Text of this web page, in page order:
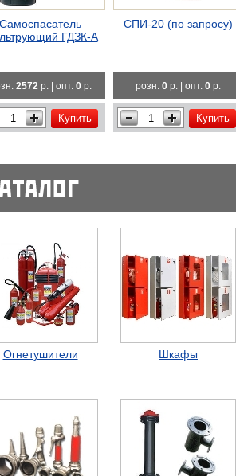
Самоспасатель
ГДЗК-А
2572р. | опт. 0р.
Купить
СПИ-20 (по запросу)
розн. 0 р. | опт. 0 р.
Купить
Огнетушители Шкафы